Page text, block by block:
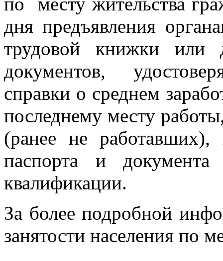
дня предъявления
трудовой книжки или
документов,
справки о среднем
последнему месту
(ранее не
паспорта и
квалификации.
За более подробной
занятости населения по